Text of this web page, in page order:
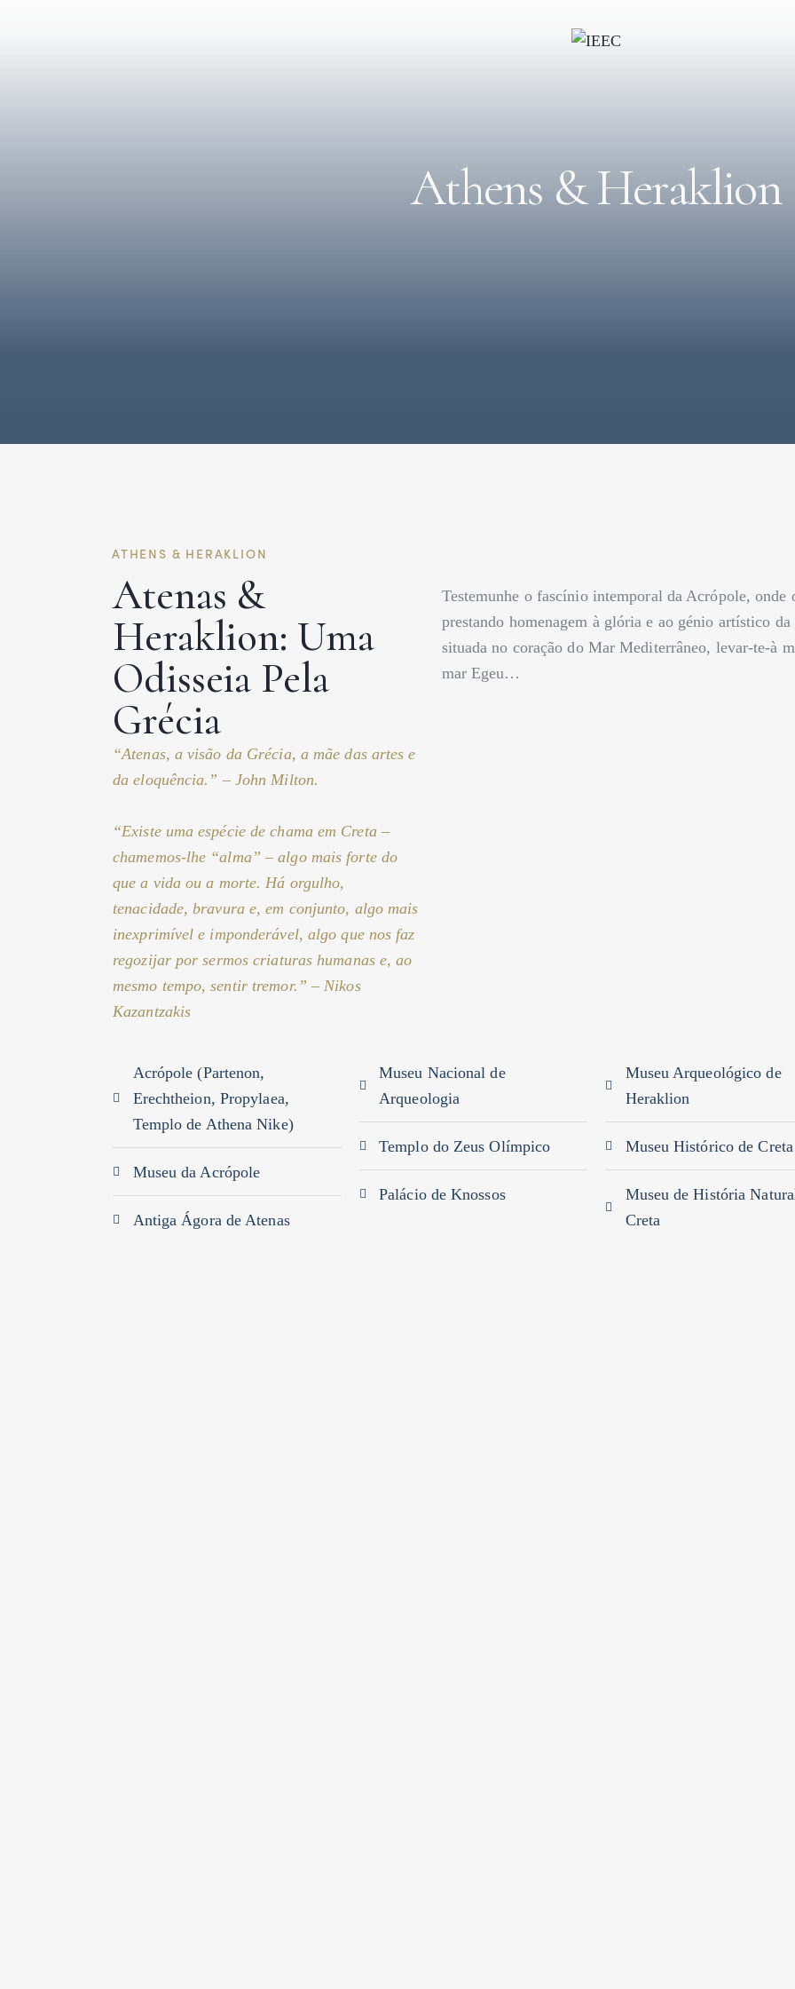
Athens & Heraklion
ATHENS & HERAKLION
Atenas &
Heraklion: Uma
Odisseia Pela
Grécia
“Atenas, a visão da Grécia, a mãe das artes e
da eloquência.” – John Milton.
“Existe uma espécie de chama em Creta –
chamemos-lhe “alma” – algo mais forte do
que a vida ou a morte. Há orgulho,
tenacidade, bravura e, em conjunto, algo mais
inexprimível e imponderável, algo que nos faz
regozijar por sermos criaturas humanas e, ao
mesmo tempo, sentir tremor.” – Nikos
Kazantzakis
Testemunhe o fascínio intemporal da Acrópole, onde
prestando homenagem à glória e ao génio artístico
situada no coração do Mar Mediterrâneo, levar-te-à
mar Egeu…
Acrópole (Partenon,
Erechtheion, Propylaea,
Templo de Athena Nike)
Museu da Acrópole
Antiga Ágora de Atenas
Museu Nacional de
Arqueologia
Templo do Zeus Olímpico
Palácio de Knossos
Museu Arqueológico de
Heraklion
Museu Histórico de Creta
Museu de História
Creta